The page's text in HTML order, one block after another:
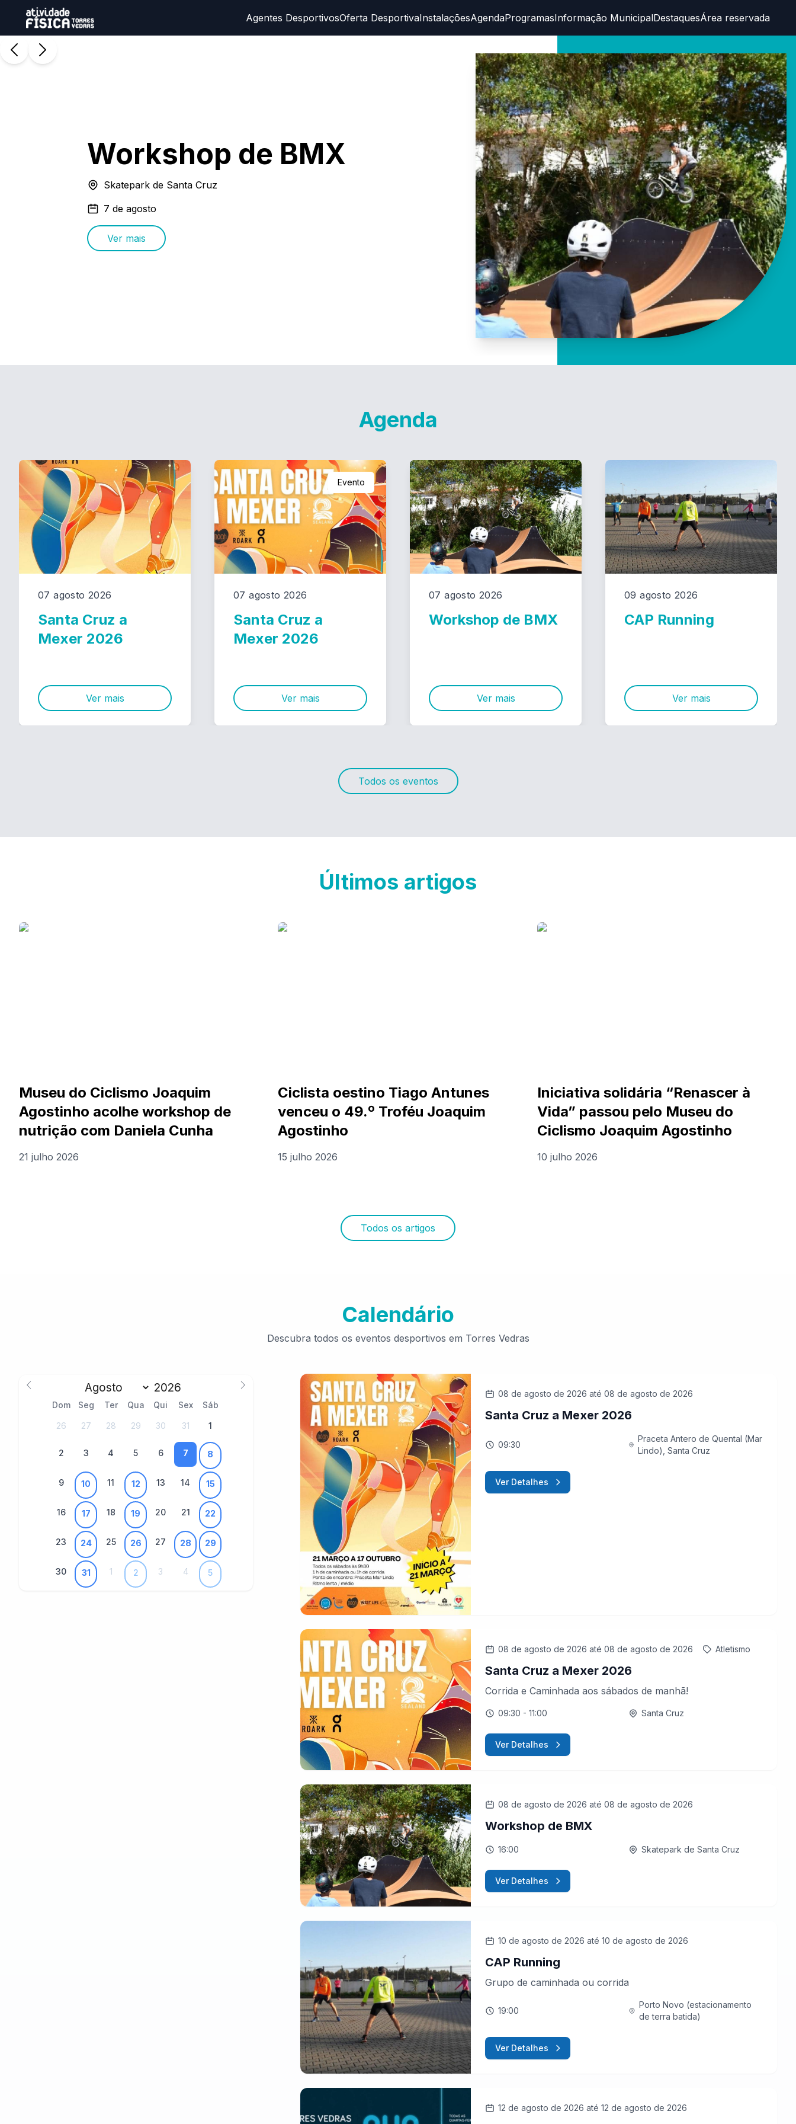
Agentes DesportivosOferta DesportivaInstalaçõesAgendaProgramasInformação MunicipalDestaquesÁrea reservada
Workshop de BMX
Skatepark de Santa Cruz
7 de agosto
Ver mais
Agenda
07 agosto 2026
Santa Cruz a
Mexer 2026
Ver mais
Evento
07 agosto 2026
Santa Cruz a
Mexer 2026
Ver mais
07 agosto 2026
Workshop de BMX
Ver mais
09 agosto 2026
CAP Running
Ver mais
Todos os eventos
Últimos artigos
Museu do Ciclismo Joaquim
Agostinho acolhe workshop de
nutrição com Daniela Cunha
21 julho 2026
Ciclista oestino Tiago Antunes
venceu o 49.º Troféu Joaquim
Agostinho
15 julho 2026
Iniciativa solidária “Renascer à
Vida” passou pelo Museu do
Ciclismo Joaquim Agostinho
10 julho 2026
Todos os artigos
Calendário
Descubra todos os eventos desportivos em Torres Vedras
Dom Seg Ter Qua Qui Sex Sáb
26 27 28 29 30 31 1
2 3 4 5 6 7 8
9 10 11 12 13 14 15
16 17 18 19 20 21 22
23 24 25 26 27 28 29
30 31 1 2 3 4 5
08 de agosto de 2026 até 08 de agosto de 2026
Santa Cruz a Mexer 2026
09:30
Praceta Antero de Quental (Mar
Lindo), Santa Cruz
Ver Detalhes
08 de agosto de 2026 até 08 de agosto de 2026 Atletismo
Santa Cruz a Mexer 2026
Corrida e Caminhada aos sábados de manhã!
09:30 - 11:00 Santa Cruz
Ver Detalhes
08 de agosto de 2026 até 08 de agosto de 2026
Workshop de BMX
16:00 Skatepark de Santa Cruz
Ver Detalhes
10 de agosto de 2026 até 10 de agosto de 2026
CAP Running
Grupo de caminhada ou corrida
19:00
Porto Novo (estacionamento
de terra batida)
Ver Detalhes
12 de agosto de 2026 até 12 de agosto de 2026